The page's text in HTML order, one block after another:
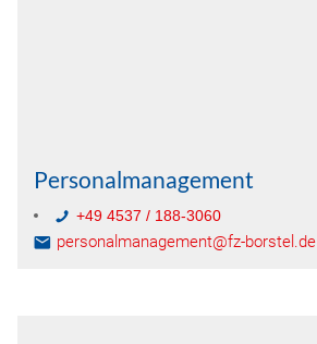
Personalmanagement
+49 4537 / 188-3060
personalmanagement@fz-borstel.de